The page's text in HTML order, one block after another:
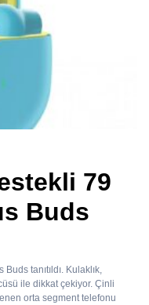
79
Buds
tanıtıldı. Kulaklık,
ile dikkat çekiyor. Çinli
orta segment telefonu